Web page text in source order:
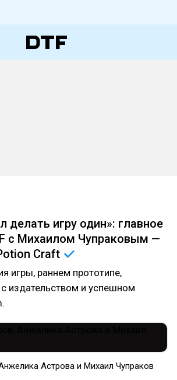
делать игру один»: главное
с Михаилом Чупраковым —
Craft
игры, раннем прототипе,
издательством и успешном
Астрова и Михаил Чупраков